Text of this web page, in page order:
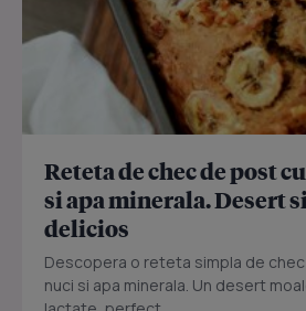
Reteta de chec de post
si apa minerala. Desert
delicios
Descopera o reteta simpla de
nuci si apa minerala. Un desert